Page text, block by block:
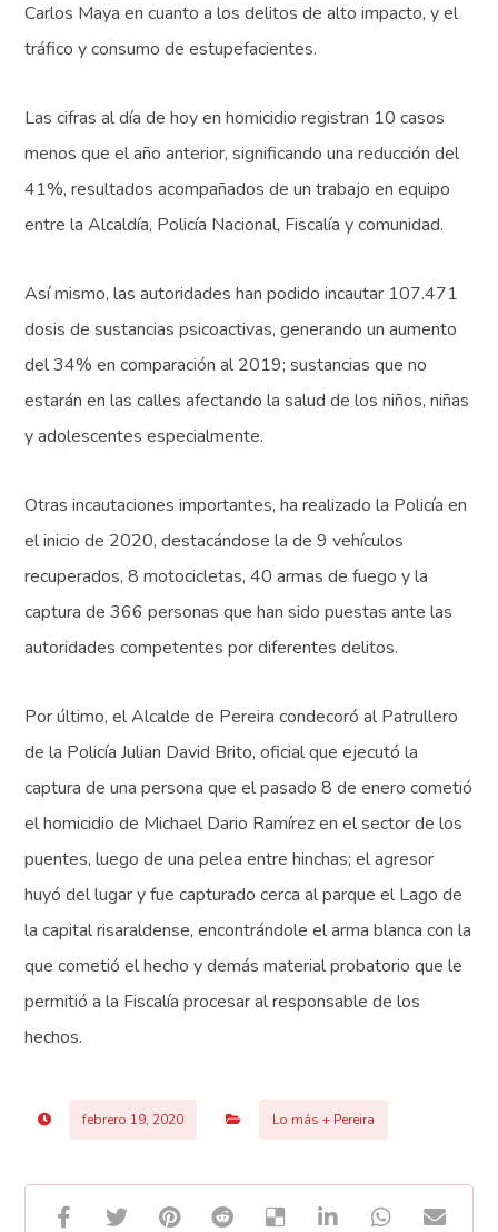
Carlos Maya en cuanto a los delitos de alto impacto, y el
tráfico y consumo de estupefacientes.
Las cifras al día de hoy en homicidio registran 10 casos
menos que el año anterior, significando una reducción del
41%, resultados acompañados de un trabajo en equipo
entre la Alcaldía, Policía Nacional, Fiscalía y comunidad.
Así mismo, las autoridades han podido incautar 107.471
dosis de sustancias psicoactivas, generando un aumento
del 34% en comparación al 2019; sustancias que no
estarán en las calles afectando la salud de los niños, niñas
y adolescentes especialmente.
Otras incautaciones importantes, ha realizado la Policía en
el inicio de 2020, destacándose la de 9 vehículos
recuperados, 8 motocicletas, 40 armas de fuego y la
captura de 366 personas que han sido puestas ante las
autoridades competentes por diferentes delitos.
Por último, el Alcalde de Pereira condecoró al Patrullero
de la Policía Julian David Brito, oficial que ejecutó la
captura de una persona que el pasado 8 de enero cometió
el homicidio de Michael Dario Ramírez en el sector de los
puentes, luego de una pelea entre hinchas; el agresor
huyó del lugar y fue capturado cerca al parque el Lago de
la capital risaraldense, encontrándole el arma blanca con la
que cometió el hecho y demás material probatorio que le
permitió a la Fiscalía procesar al responsable de los
hechos.
febrero 19, 2020 Lo más + Pereira